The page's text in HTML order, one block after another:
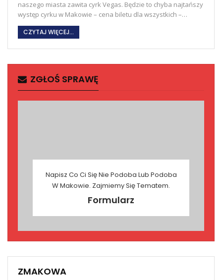
naszego miasta zawita cyrk Vegas. Będzie to chyba najtańszy
występ cyrku w Makowie – cena biletu dla wszystkich –…
CZYTAJ WIĘCEJ...
ZGŁOŚ SPRAWĘ
Napisz Co Ci Się Nie Podoba Lub Podoba
W Makowie. Zajmiemy Się Tematem.
Formularz
ZMAKOWA